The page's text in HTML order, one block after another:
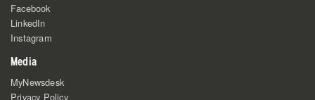
Facebook
LinkedIn
Instagram
Media
MyNewsdesk
Privacy Policy